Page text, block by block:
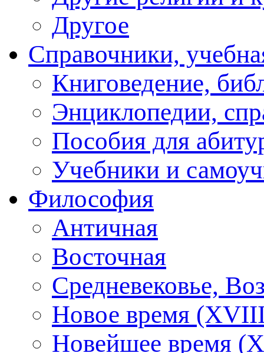
Другое
Справочники,
Книговедение,
Энциклопедии,
Пособия для
Учебники и
Философия
Античная
Восточная
Средневековье,
Новое время
Новейшее время